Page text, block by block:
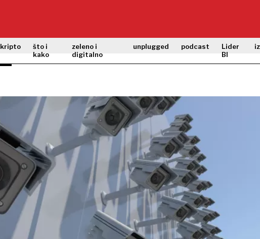
kripto
što i
kako
zeleno i
digitalno
unplugged podcast
Lider
BI